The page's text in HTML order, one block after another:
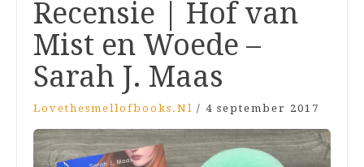
Recensie | Hof van
Mist en Woede –
Sarah J. Maas
Lovethesmellofbooks.nl / 4 september 2017